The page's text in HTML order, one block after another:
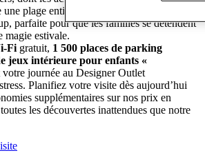
plage entièrement décorée chez
parfaite pour que les familles se détendent
magie estivale.
Figratuit, 1 500 places de parking
jeux intérieure pour enfants «
votre journée au Designer Outlet
Planifiez votre visite dès aujourd’hui
supplémentaires sur nos prix en
les découvertes inattendues que notre